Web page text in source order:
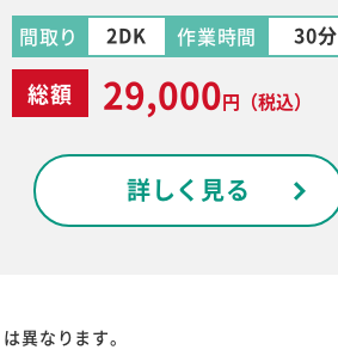
間取り 2DK 作業時間 30分
総額 29,000円 （税込）
詳しく見る
異なります。